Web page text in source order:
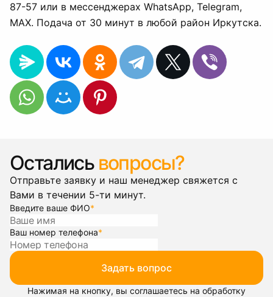
87-57 или в мессенджерах WhatsApp, Telegram,
MAX. Подача от 30 минут в любой район Иркутска.
Остались вопросы?
Отправьте заявку и наш менеджер свяжется с
Вами в течении 5-ти минут.
Введите ваше ФИО*
Ваш номер телефона*
Задать вопрос
Нажимая на кнопку, вы соглашаетесь на обработку